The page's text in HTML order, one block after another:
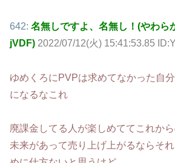
642: 名無しですよ、名無し！(やわら
jVDF) 2022/07/12(火) 15:41:53.85
ゆめくろにPVPは求めてなかった自
になるなこれ
廃課金してる人が楽しめててこれか
未来があって売り上げ上がるならそ